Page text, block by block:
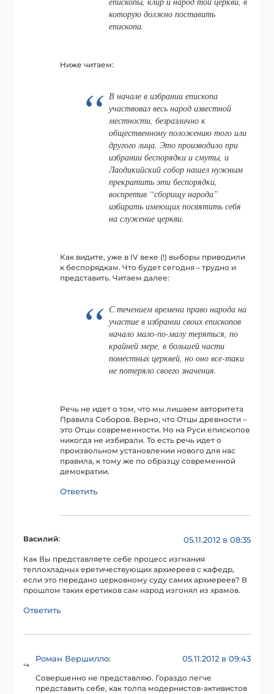
которую должно поставить
епископа.
Ниже читаем:
В начале в избрании епископа
участвовал весь народ известной
местности, безразлично к
общественному положению того или
другого лица. Это производило при
избрании беспорядки и смуты, и
Лаодикийский собор нашел нужным
прекратить эти беспорядки,
воспретив “сборищу народа”
избирать имеющих посвятить себя
на служение церкви.
Как видите, уже в IV веке (!) выборы приводили
к беспорядкам. Что будет сегодня – трудно и
представить. Читаем далее:
С течением времени право народа на
участие в избрании своих епископов
начало мало-по-малу теряться, по
крайней мере, в большей части
поместных церквей, но оно все-таки
не потеряло своего значения.
Речь не идет о том, что мы лишаем авторитета
Правила Соборов. Верно, что Отцы древности –
это Отцы современности. Но на Руси епископов
никогда не избирали. То есть речь идет о
произвольном установлении нового для нас
правила, к тому же по образцу современной
демократии.
Ответить
Василий: 05.11.2012 в 08:35
Как Вы представляете себе процесс изгнания
теплохладных еретичествующих архиереев с кафедр,
если это передано церковному суду самих архиереев? В
прошлом таких еретиков сам народ изгонял из храмов.
Ответить
Роман Вершилло: 05.11.2012 в 09:43
Совершенно не представляю. Гораздо легче
представить себе, как толпа модернистов-активистов